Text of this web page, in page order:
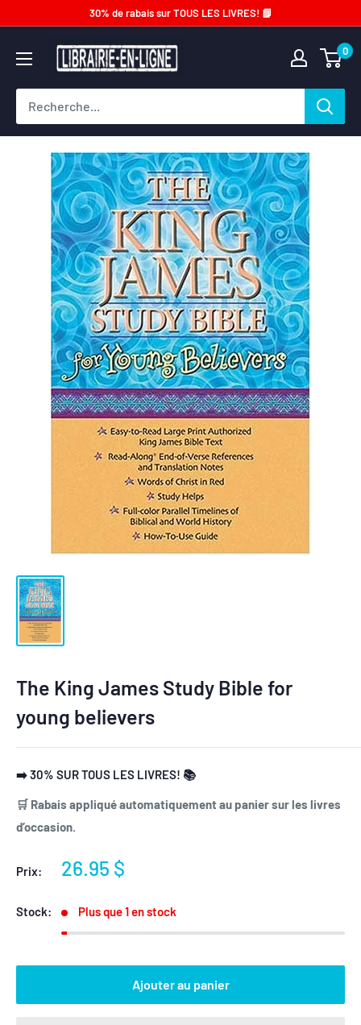
contenu
30% de rabais sur TOUS LES LIVRES! 📗
Librairie-
en-
ligne.com
0
The King James Study Bible for
young believers
➡️ 30% SUR TOUS LES LIVRES! 📚
🛒 Rabais appliqué automatiquement au panier sur les livres
d’occasion.
Prix:
Prix
26.95 $
Stock: Plus que 1 en stock
Ajouter au panier